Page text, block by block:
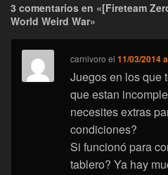
3 comentarios en «[Fireteam
World Weird War»
carnivoro el11/03/2014
Juegos en los que
que estan
necesites extras
condiciones?
Si funcionó para
tablero? Ya hay